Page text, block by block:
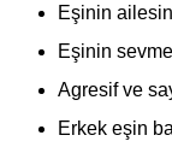
Eşinin
Eşinin
Agresif ve
Erkek eşin